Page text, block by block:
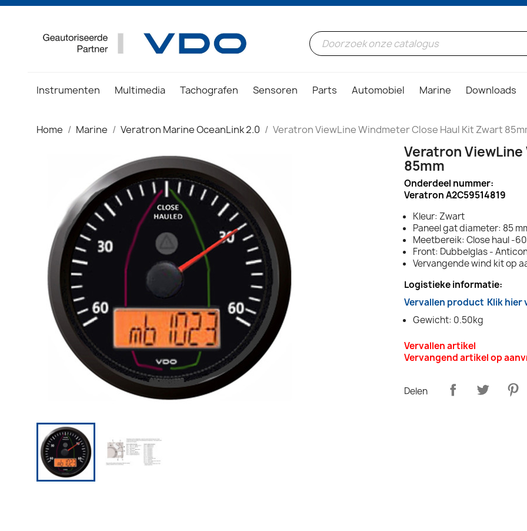
Instrumenten Multimedia Tachografen Sensoren Parts Automobiel Marine Downloads
Home Marine Veratron Marine OceanLink 2.0 Veratron ViewLine Windmeter Close Haul Kit Zwart
Veratron
85mm
Onderdeel nummer:
Veratron A2C59514819
Kleur: Zwart
Paneel gat diameter: 85
Meetbereik: Close haul -
Front: Dubbelglas -
Vervangende wind kit op
Logistieke informatie:
Vervallen product Klik hier
Gewicht: 0.50kg
Vervallen artikel
Vervangend artikel op
Delen